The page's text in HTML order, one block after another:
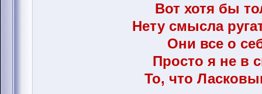
Вот хотя бы
Нету смысла
Они все о
Просто я не в
То, что